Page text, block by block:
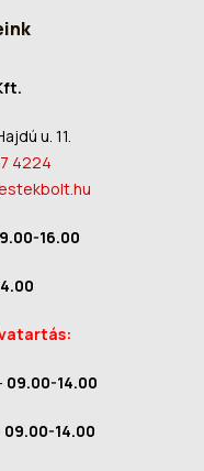
u. 11.
4224
16.00
09.00-14.00
09.00-14.00